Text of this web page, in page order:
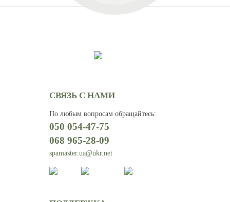
СВЯЗЬ С НАМИ
По любым вопросам обращайтесь:
050 054-47-75
068 965-28-09
spamaster.ua@ukr.net